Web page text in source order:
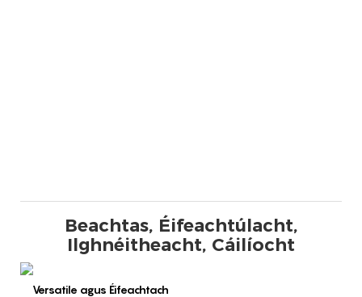
Beachtas, Éifeachtúlacht,
Ilghnéitheacht, Cáilíocht
Versatile agus Éifeachtach